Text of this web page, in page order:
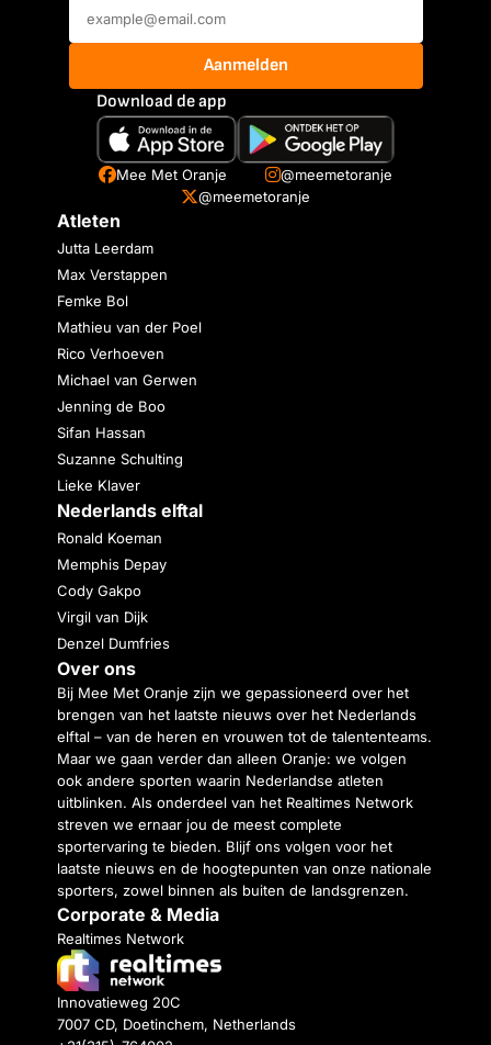
Aanmelden
Download de app
Mee Met Oranje
@meemetoranje
@meemetoranje
Atleten
Jutta Leerdam
Max Verstappen
Femke Bol
Mathieu van der Poel
Rico Verhoeven
Michael van Gerwen
Jenning de Boo
Sifan Hassan
Suzanne Schulting
Lieke Klaver
Nederlands elftal
Ronald Koeman
Memphis Depay
Cody Gakpo
Virgil van Dijk
Denzel Dumfries
Over ons
Bij Mee Met Oranje zijn we gepassioneerd over het
brengen van het laatste nieuws over het Nederlands
elftal – van de heren en vrouwen tot de talententeams.
Maar we gaan verder dan alleen Oranje: we volgen
ook andere sporten waarin Nederlandse atleten
uitblinken. Als onderdeel van het Realtimes Network
streven we ernaar jou de meest complete
sportervaring te bieden. Blijf ons volgen voor het
laatste nieuws en de hoogtepunten van onze nationale
sporters, zowel binnen als buiten de landsgrenzen.
Corporate & Media
Realtimes Network
Innovatieweg 20C
7007 CD, Doetinchem, Netherlands